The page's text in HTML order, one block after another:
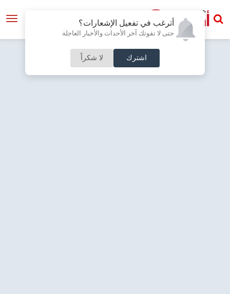
أترغب في تفعيل الإشعارات؟
حتى لا تفوتك آخر الأحداث والأخبار العاجلة
اشترك لا شكراً